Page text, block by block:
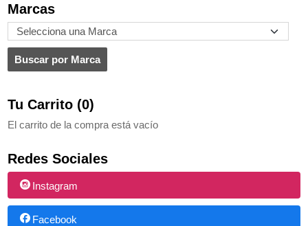
Marcas
Tu Carrito (0)
El carrito de la compra está vacío
Redes Sociales
Instagram
Facebook